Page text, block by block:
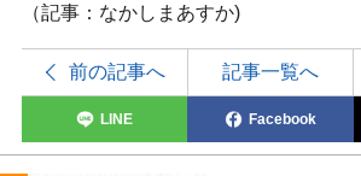
（記事：なかしまあすか)
前の記事へ 記事一覧へ
LINE Facebook